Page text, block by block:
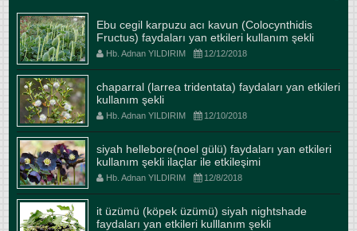
Ebu cegil karpuzu acı kavun (Colocynthidis
Fructus) faydaları yan etkileri kullanım şekli
Hb. Adnan YILDIRIM 12/12/2018
chaparral (larrea tridentata) faydaları yan etkileri
kullanım şekli
Hb. Adnan YILDIRIM 12/10/2018
siyah hellebore(noel gülü) faydaları yan etkileri
kullanım şekli ilaçlar ile etkileşimi
Hb. Adnan YILDIRIM 12/8/2018
it üzümü (köpek üzümü) siyah nightshade
faydaları yan etkileri kulllanım şekli